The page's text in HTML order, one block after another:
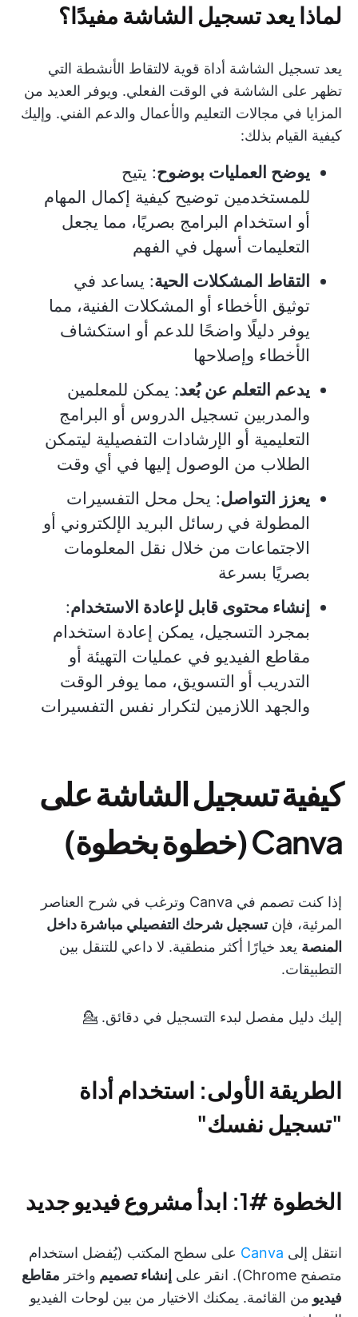
لماذا يعد تسجيل الشاشة مفيدًا؟
يعد تسجيل الشاشة أداة قوية لالتقاط الأنشطة التي
تظهر على الشاشة في الوقت الفعلي. ويوفر العديد من
المزايا في مجالات التعليم والأعمال والدعم الفني. وإليك
كيفية القيام بذلك:
يوضح العمليات بوضوح: يتيح
للمستخدمين توضيح كيفية إكمال المهام
أو استخدام البرامج بصريًا، مما يجعل
التعليمات أسهل في الفهم
التقاط المشكلات الحية: يساعد في
توثيق الأخطاء أو المشكلات الفنية، مما
يوفر دليلًا واضحًا للدعم أو استكشاف
الأخطاء وإصلاحها
يدعم التعلم عن بُعد: يمكن للمعلمين
والمدربين تسجيل الدروس أو البرامج
التعليمية أو الإرشادات التفصيلية ليتمكن
الطلاب من الوصول إليها في أي وقت
يعزز التواصل: يحل محل التفسيرات
المطولة في رسائل البريد الإلكتروني أو
الاجتماعات من خلال نقل المعلومات
بصريًا بسرعة
إنشاء محتوى قابل لإعادة الاستخدام:
بمجرد التسجيل، يمكن إعادة استخدام
مقاطع الفيديو في عمليات التهيئة أو
التدريب أو التسويق، مما يوفر الوقت
والجهد اللازمين لتكرار نفس التفسيرات
كيفية تسجيل الشاشة على
Canva (خطوة بخطوة)
إذا كنت تصمم في Canva وترغب في شرح العناصر
المرئية، فإنتسجيل شرحك التفصيلي مباشرة داخل
المنصة يعد خيارًا أكثر منطقية. لا داعي للتنقل بين
التطبيقات.
إليك دليل مفصل لبدء التسجيل في دقائق. 💁
الطريقة الأولى: استخدام أداة
"تسجيل نفسك"
الخطوة #1: ابدأ مشروع فيديو جديد
انتقل إلى Canva على سطح المكتب (يُفضل استخدام
متصفح Chrome). انقر على
إنشاء تصميم واختر مقاطع
فيديو من القائمة. يمكنك الاختيار من بين لوحات الفيديو